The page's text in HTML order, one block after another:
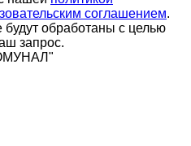
соглашением.
обработаны с целью
запрос.